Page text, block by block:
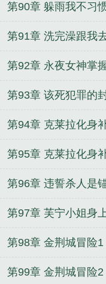
第90章 躲雨我不习
第91章 洗完澡跟我
第92章 永夜女神掌
第93章 该死犯罪的
第94章 克莱拉化身
第95章 克莱拉化身
第96章 违誓杀人是
第97章 芙宁小姐身
第98章 金荆城冒险1
第99章 金荆城冒险2